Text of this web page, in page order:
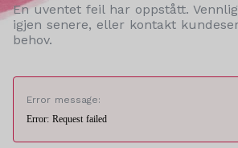
En uventet feil har oppstått.
igjen senere, eller kontakt
behov.
Error message:
Error: Request failed